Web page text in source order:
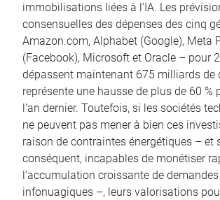
immobilisations liées à l’IA. Les
consensuelles des dépenses des cinq
Amazon.com, Alphabet (Google), Meta
(Facebook), Microsoft et Oracle – pour
dépassent maintenant 675 milliards de
représente une hausse de plus de 60 %
l’an dernier. Toutefois, si les sociétés
ne peuvent pas mener à bien ces
raison de contraintes énergétiques – et
conséquent, incapables de monétiser
l’accumulation croissante de
infonuagiques –, leurs valorisations